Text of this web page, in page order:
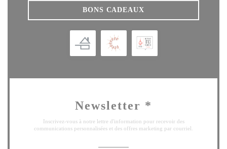
BONS CADEAUX
Newsletter *
Inscrivez-vous à notre lettre d'information pour recevoir des
communications personnalisées et des offres marketing par courriel.